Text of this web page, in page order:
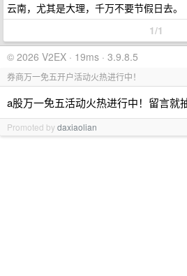
云南，尤其是大理，千万不要节假日去。
1/1
© 2026 V2EX · 19ms · 3.9.8.5
券商万一免五开户活动火热进行中！
a股万一免五活动火热进行中！留言就
Promoted bydaxiaolian